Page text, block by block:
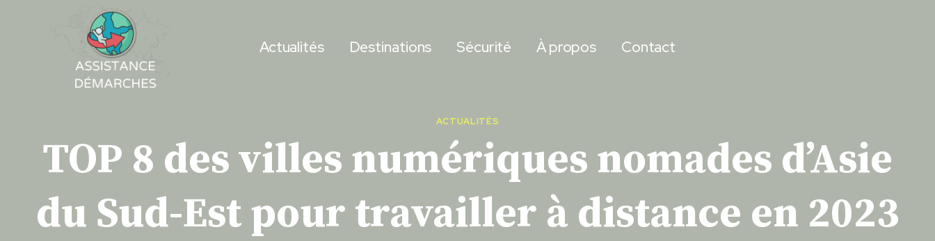
Actualités Destinations Sécurité À propos Contact
ACTUALITÉS
TOP 8 des villes numériques nomades d’Asie
du Sud-Est pour travailler à distance en 2023